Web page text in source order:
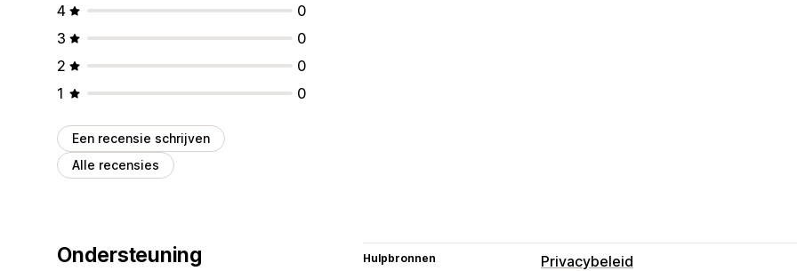
4
0
3
0
2
0
1
0
Een recensie schrijven
Alle recensies
Ondersteuning Hulpbronnen
Privacybeleid